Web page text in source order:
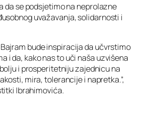
da se podsjetimo na neprolazne
uvažavanja, solidarnosti i
bude inspiracija da učvrstimo
i da, kako nas to uči naša uzvišena
i prosperitetniju zajednicu na
mira, tolerancije i napretka.”,
Ibrahimovića.